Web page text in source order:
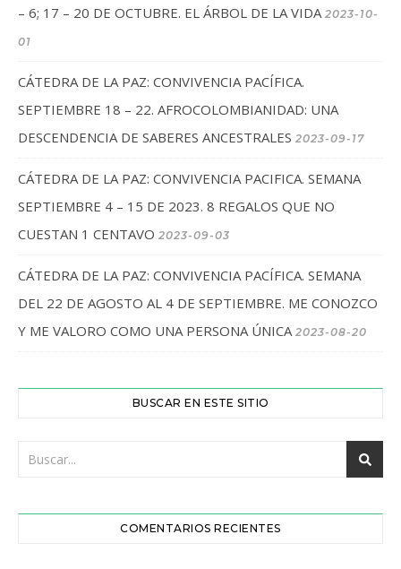
– 6; 17 – 20 DE OCTUBRE. EL ÁRBOL DE LA VIDA 2023-10-
01
CÁTEDRA DE LA PAZ: CONVIVENCIA PACÍFICA.
SEPTIEMBRE 18 – 22. AFROCOLOMBIANIDAD: UNA
DESCENDENCIA DE SABERES ANCESTRALES 2023-09-17
CÁTEDRA DE LA PAZ: CONVIVENCIA PACIFICA. SEMANA
SEPTIEMBRE 4 – 15 DE 2023. 8 REGALOS QUE NO
CUESTAN 1 CENTAVO 2023-09-03
CÁTEDRA DE LA PAZ: CONVIVENCIA PACÍFICA. SEMANA
DEL 22 DE AGOSTO AL 4 DE SEPTIEMBRE. ME CONOZCO
Y ME VALORO COMO UNA PERSONA ÚNICA 2023-08-20
BUSCAR EN ESTE SITIO
COMENTARIOS RECIENTES